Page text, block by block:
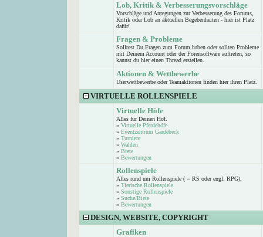
Lob, Kritik & Verbesserungsvorschläge
Vorschläge und Anregungen zur Verbesserung des Forums,
Kritik oder Lob an aktuellen Begebenheiten - hier ist Platz
dafür!
Fragen & Probleme
Solltest Du Fragen zum Forum haben oder sollten Probleme
mit Deinem Account oder der Forensoftware auftreten, so
kannst du hier einen Thread erstellen.
Aktionen & Wettbewerbe
Userwettbewerbe oder Teamaktionen finden hier ihren Platz.
VIRTUELLE ROLLENSPIELE
Virtuelle Höfe
Alles für Deinen Hof.
» Virtuelle Pferdehöfe
» Eventzentrum Gardebeck
» Turniere
» Wahlen
» Biete
» Bewertungen
Rollenspiele
Alles rund um Rollenspiele ( = RS oder engl. RPG).
» Tierische Rollenspiele
» Sonstige Rollenspiele
» Suche/Biete
» Bewertungen
DESIGN, WEBSITE, COPYRIGHT
Grafiken